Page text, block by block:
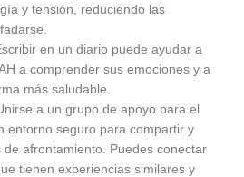
y tensión, reduciendo las
en un diario puede ayudar a
a comprender sus emociones y a
más saludable.
a un grupo de apoyo para el
entorno seguro para compartir y
afrontamiento. Puedes conectar
tienen experiencias similares y